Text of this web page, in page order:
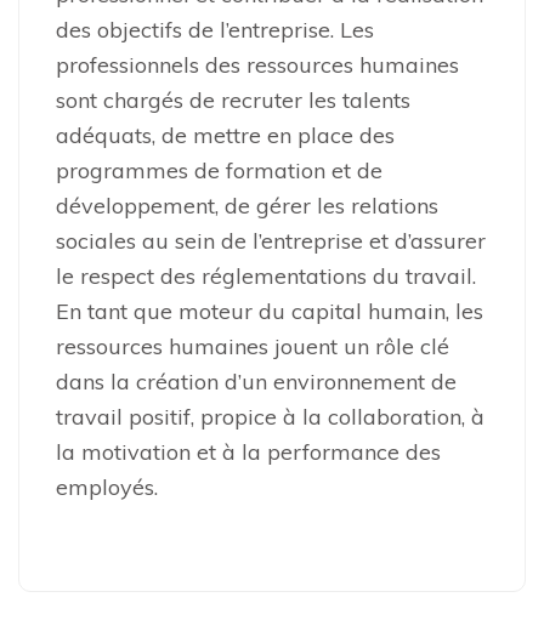
des objectifs de l’entreprise. Les
professionnels des ressources humaines
sont chargés de recruter les talents
adéquats, de mettre en place des
programmes de formation et de
développement, de gérer les relations
sociales au sein de l’entreprise et d’assurer
le respect des réglementations du travail.
En tant que moteur du capital humain, les
ressources humaines jouent un rôle clé
dans la création d’un environnement de
travail positif, propice à la collaboration, à
la motivation et à la performance des
employés.